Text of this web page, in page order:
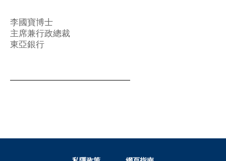
李國寶博士
主席兼行政總裁
東亞銀行